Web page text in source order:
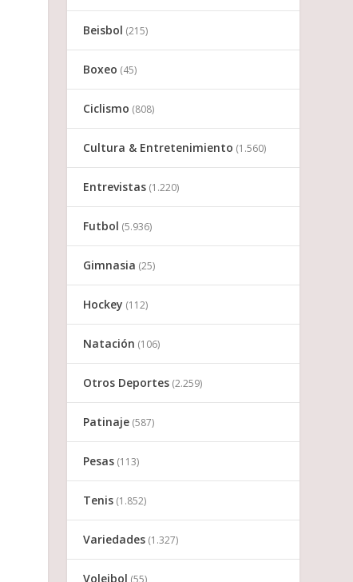
Beisbol (215)
Boxeo (45)
Ciclismo (808)
Cultura & Entretenimiento (1.560)
Entrevistas (1.220)
Futbol (5.936)
Gimnasia (25)
Hockey (112)
Natación (106)
Otros Deportes (2.259)
Patinaje (587)
Pesas (113)
Tenis (1.852)
Variedades (1.327)
Voleibol (55)